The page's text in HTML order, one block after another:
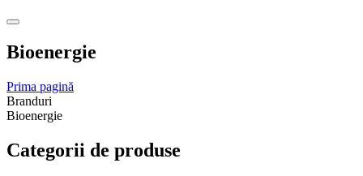
Bioenergie
Prima pagină
Branduri
Bioenergie
Categorii de produse